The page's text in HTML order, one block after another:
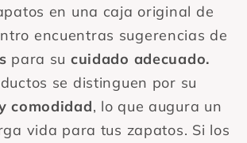
en una caja original de
encuentras sugerencias de
para su cuidado adecuado.
se distinguen por su
comodidad, lo que augura un
vida para tus zapatos. Si los